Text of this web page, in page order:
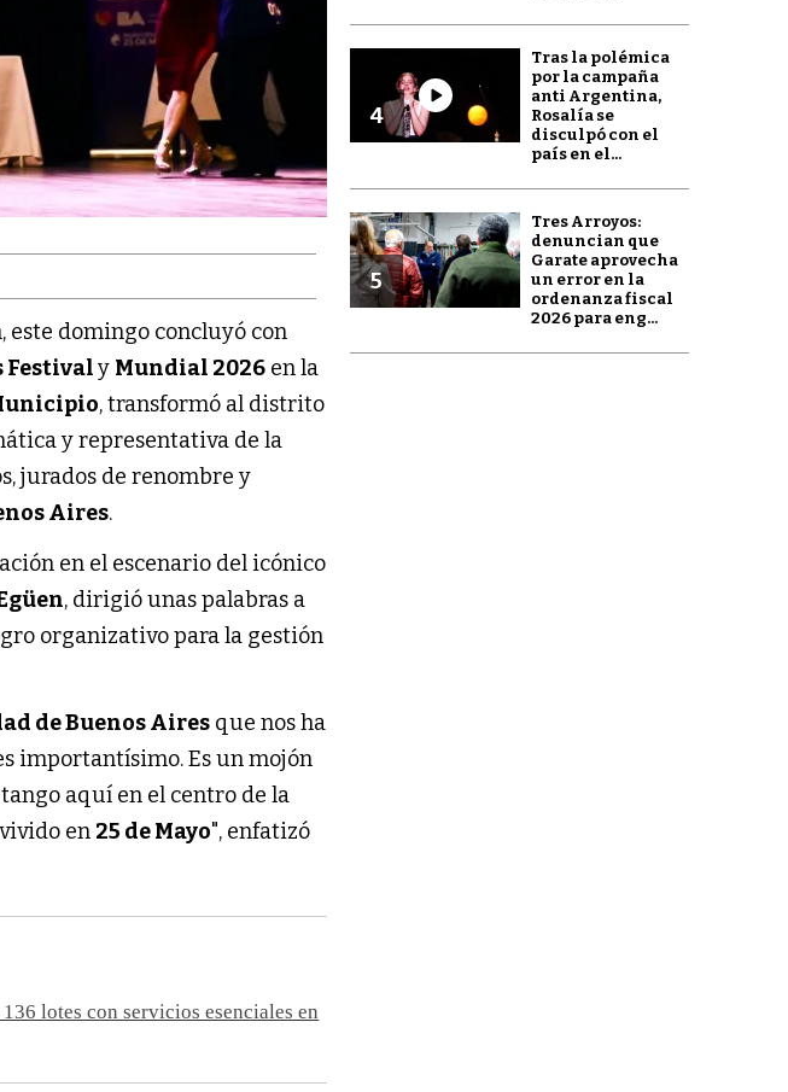
este domingo concluyó con
Festivaly Mundial 2026 en la
, transformó al distrito
y representativa de la
jurados de renombre y
Aires.
en el escenario del icónico
, dirigió unas palabras a
organizativo para la gestión
de Buenos Aires que nos ha
importantísimo. Es un mojón
aquí en el centro de la
en 25 de Mayo", enfatizó
lotes con servicios esenciales en
4
Tras la polémica
por la campaña
anti Argentina,
Rosalía se
disculpó con el
país en el...
5
Tres Arroyos:
denuncian que
Garate aprovecha
un error en la
ordenanza fiscal
2026 para eng...